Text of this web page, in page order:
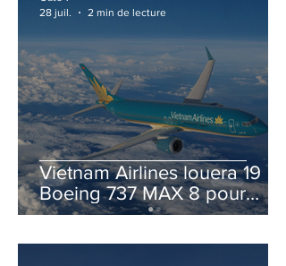
Vietnam Airlines louera 19
Boeing 737 MAX 8 pour
accélérer la modernisation
28 juil.
2 min de lecture